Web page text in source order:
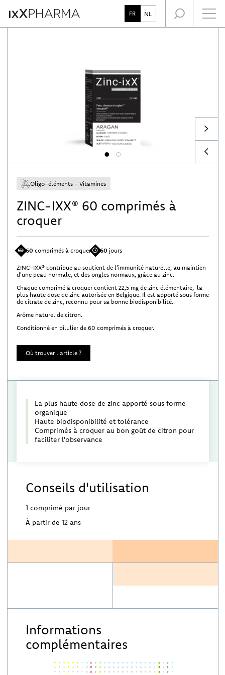
L’expertise IxX Pharma
Notre accompagnement des professionnels de santé
Focus santé FR NL
1 2
Oligo-éléments - Vitamines
ZINC-IXX® 60 comprimés à
croquer
60 comprimés à croquer 60 jours
ZINC-IXX® contribue au soutient de l'immunité naturelle, au maintien
d'une peau normale, et des ongles normaux, grâce au zinc.
Chaque comprimé à croquer contient 22,5 mg de zinc élémentaire, la
plus haute dose de zinc autorisée en Belgique. Il est apporté sous forme
de citrate de zinc, reconnu pour sa bonne biodisponibilité.
Arôme naturel de citron.
Conditionné en pilulier de 60 comprimés à croquer.
Où trouver l'article ?
La plus haute dose de zinc apporté sous forme
organique
Haute biodisponibilité et tolérance
Comprimés à croquer au bon goût de citron pour
faciliter l'observance
Conseils d'utilisation
1 comprimé par jour
À partir de 12 ans
Informations
complémentaires